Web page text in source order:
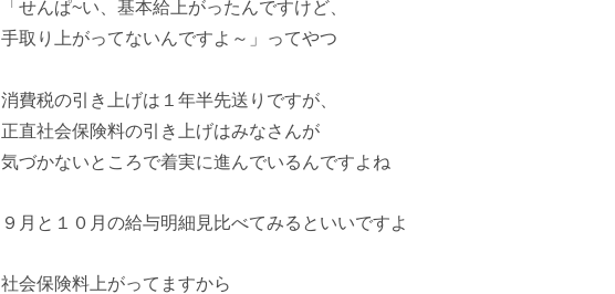
「せんぱ~い、基本給上がったんですけど、
手取り上がってないんですよ～」ってやつ
消費税の引き上げは１年半先送りですが、
正直社会保険料の引き上げはみなさんが
気づかないところで着実に進んでいるんですよね
９月と１０月の給与明細見比べてみるといいですよ
社会保険料上がってますから